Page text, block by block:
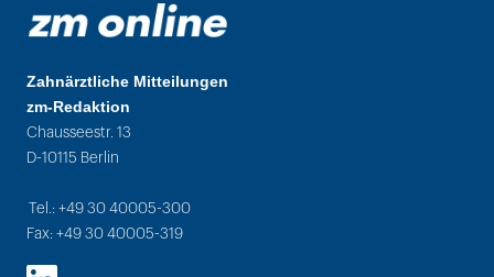
Zahnärztliche Mitteilungen
zm-Redaktion
Chausseestr. 13
D-10115 Berlin
Tel.: +49 30 40005-300
Fax: +49 30 40005-319